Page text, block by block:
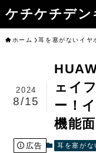
ケチケチデン
ホーム 耳を塞がないイヤ
ェイ
ー！
機能
2024
8/15
広告 耳を塞がな